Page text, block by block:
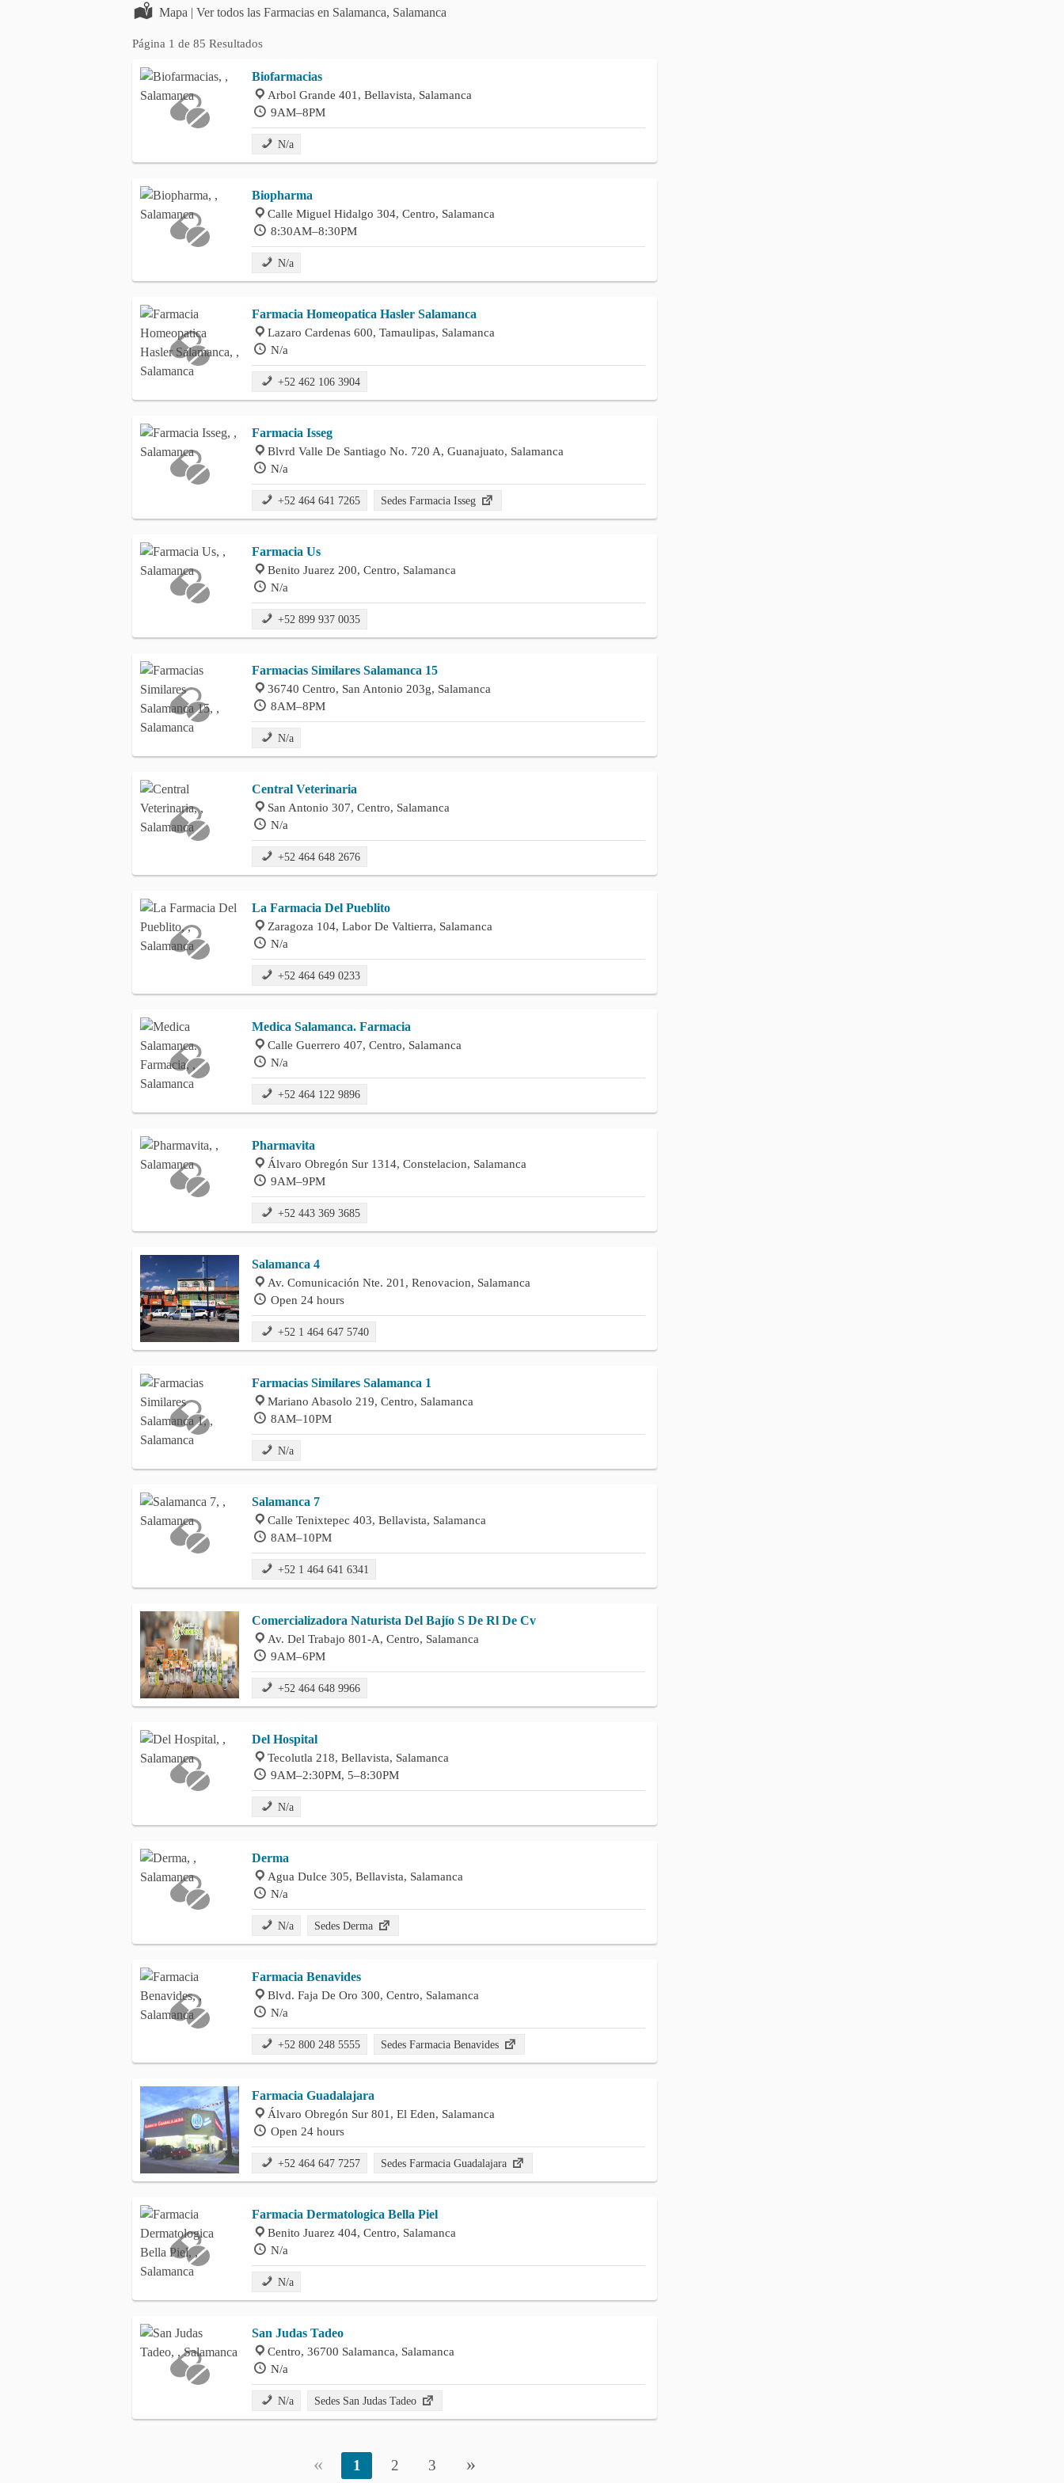
Mapa | Ver todos las Farmacias en Salamanca, Salamanca
Página 1 de 85 Resultados
Biofarmacias
Arbol Grande 401, Bellavista, Salamanca
9AM–8PM
N/a
Biopharma
Calle Miguel Hidalgo 304, Centro, Salamanca
8:30AM–8:30PM
N/a
Farmacia Homeopatica Hasler Salamanca
Lazaro Cardenas 600, Tamaulipas, Salamanca
N/a
+52 462 106 3904
Farmacia Isseg
Blvrd Valle De Santiago No. 720 A, Guanajuato, Salamanca
N/a
+52 464 641 7265 Sedes Farmacia Isseg
Farmacia Us
Benito Juarez 200, Centro, Salamanca
N/a
+52 899 937 0035
Farmacias Similares Salamanca 15
36740 Centro, San Antonio 203g, Salamanca
8AM–8PM
N/a
Central Veterinaria
San Antonio 307, Centro, Salamanca
N/a
+52 464 648 2676
La Farmacia Del Pueblito
Zaragoza 104, Labor De Valtierra, Salamanca
N/a
+52 464 649 0233
Medica Salamanca. Farmacia
Calle Guerrero 407, Centro, Salamanca
N/a
+52 464 122 9896
Pharmavita
Álvaro Obregón Sur 1314, Constelacion, Salamanca
9AM–9PM
+52 443 369 3685
Salamanca 4
Av. Comunicación Nte. 201, Renovacion, Salamanca
Open 24 hours
+52 1 464 647 5740
Farmacias Similares Salamanca 1
Mariano Abasolo 219, Centro, Salamanca
8AM–10PM
N/a
Salamanca 7
Calle Tenixtepec 403, Bellavista, Salamanca
8AM–10PM
+52 1 464 641 6341
Comercializadora Naturista Del Bajío S De Rl De Cv
Av. Del Trabajo 801-A, Centro, Salamanca
9AM–6PM
+52 464 648 9966
Del Hospital
Tecolutla 218, Bellavista, Salamanca
9AM–2:30PM, 5–8:30PM
N/a
Derma
Agua Dulce 305, Bellavista, Salamanca
N/a
N/a Sedes Derma
Farmacia Benavides
Blvd. Faja De Oro 300, Centro, Salamanca
N/a
+52 800 248 5555 Sedes Farmacia Benavides
Farmacia Guadalajara
Álvaro Obregón Sur 801, El Eden, Salamanca
Open 24 hours
+52 464 647 7257 Sedes Farmacia Guadalajara
Farmacia Dermatologica Bella Piel
Benito Juarez 404, Centro, Salamanca
N/a
N/a
San Judas Tadeo
Centro, 36700 Salamanca, Salamanca
N/a
N/a Sedes San Judas Tadeo
« 1 2 3 »